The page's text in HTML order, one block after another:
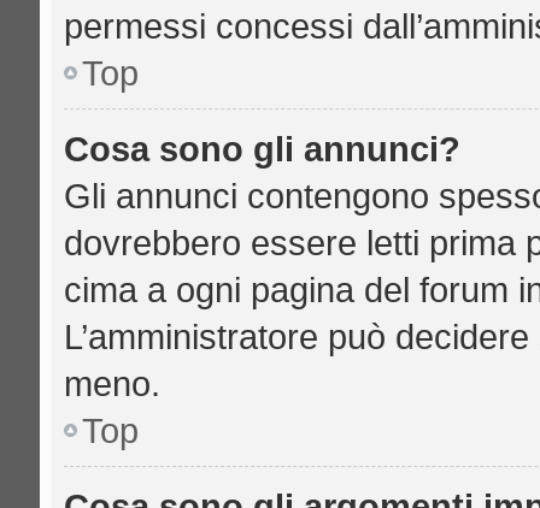
permessi concessi
Top
Cosa sono gli annunci?
Gli annunci contengono
dovrebbero essere letti prima
cima a ogni pagina del forum
L’amministratore può
meno.
Top